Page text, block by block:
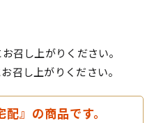
召し上がりください。
召し上がりください。
配』の商品です。